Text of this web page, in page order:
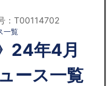
：T00114702
一覧
24年4月
ース一覧